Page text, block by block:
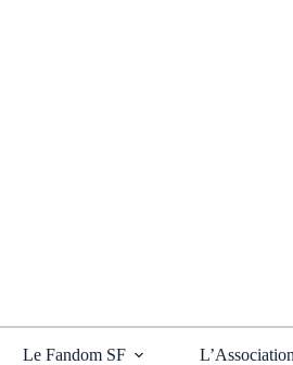
Le Fandom SF L’Association